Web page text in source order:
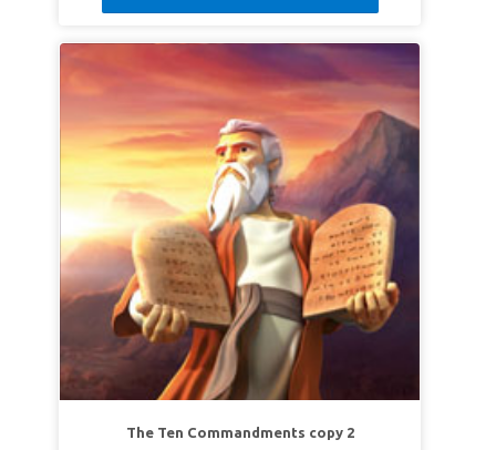
The Ten Commandments copy 2